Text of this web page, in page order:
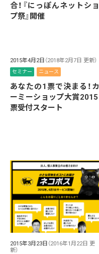
合！『にっぽんネットシ
プ祭』開催
2015年4月2日 （2018年2月7日 更新）
セミナー ニュース
あなたの1票で決まる！
ーミーショップ大賞
票受付スタート
2015年3月23日 （2016年1月22日 更
新）